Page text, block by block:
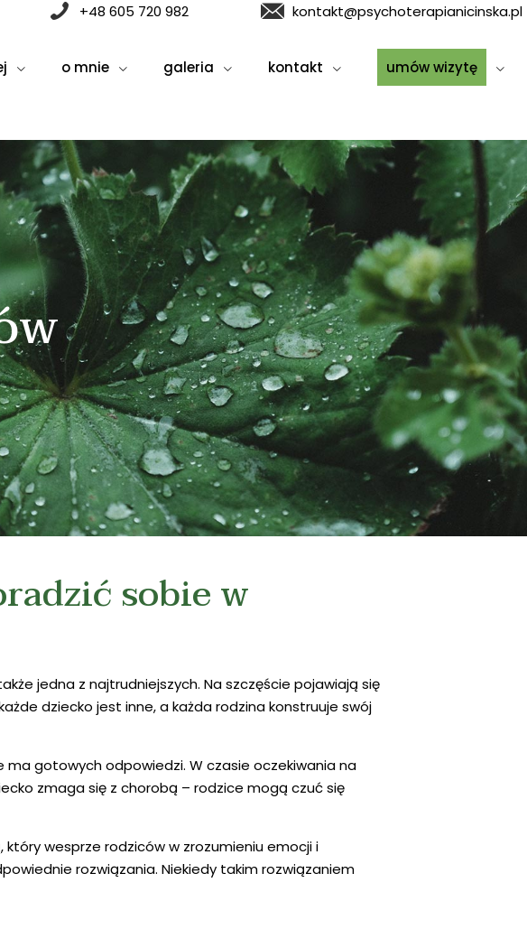
+48 605 720 982 kontakt@psychoterapianicinska.pl
o mnie galeria kontakt umów wizytę
sobie w
jedna z najtrudniejszych. Na szczęście pojawiają się
dziecko jest inne, a każda rodzina konstruuje swój
gotowych odpowiedzi. W czasie oczekiwania na
zmaga się z chorobą – rodzice mogą czuć się
wesprze rodziców w zrozumieniu emocji i
rozwiązania. Niekiedy takim rozwiązaniem